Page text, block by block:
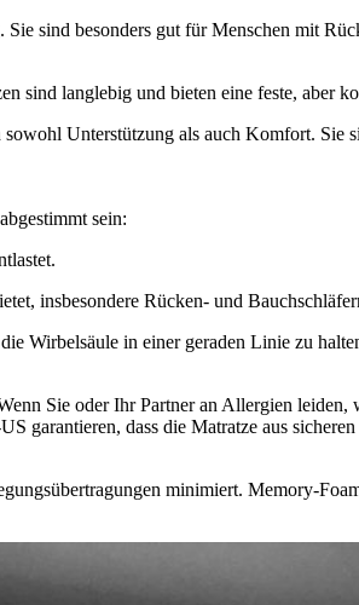
sind besonders gut für Menschen mit
sind langlebig und bieten eine feste, aber
Unterstützung als auch Komfort. Sie
sein:
insbesondere Rücken- und
Wirbelsäule in einer geraden Linie zu
Sie oder Ihr Partner an Allergien
dass die Matratze aus
minimiert. Memory-